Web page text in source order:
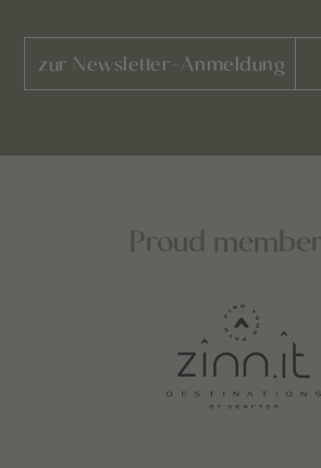
zur Newsletter-Anmeldung
Proud